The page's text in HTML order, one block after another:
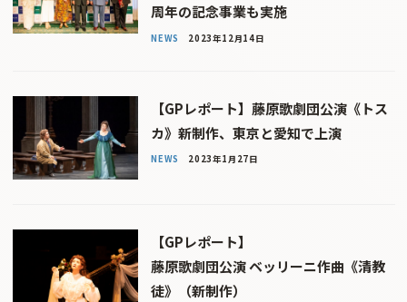
周年の記念事業も実施
NEWS 2023年12月14日
【GPレポート】藤原歌劇団公演《トス
カ》新制作、東京と愛知で上演
NEWS 2023年1月27日
【GPレポート】
藤原歌劇団公演 ベッリーニ作曲《清教
徒》（新制作）